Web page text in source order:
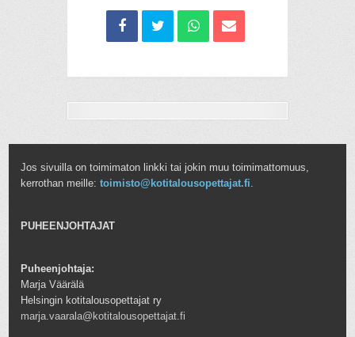
Jos sivuilla on toimimaton linkki tai jokin muu toimimattomuus,
kerrothan meille:toimisto@kotitalousopettajat.fi.
PUHEENJOHTAJAT
Puheenjohtaja:
Marja Väärälä
Helsingin kotitalousopettajat ry
marja.vaarala@kotitalousopettajat.fi